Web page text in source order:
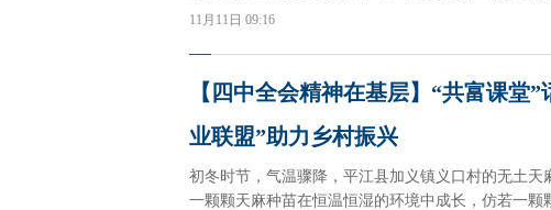
11月11日 09:16
【四中全会精神在基层】“共富课
业联盟”助力乡村振兴
初冬时节，气温骤降，平江县加义镇义口村的无土天
一颗颗天麻种苗在恒温恒湿的环境中成长，仿若一颗